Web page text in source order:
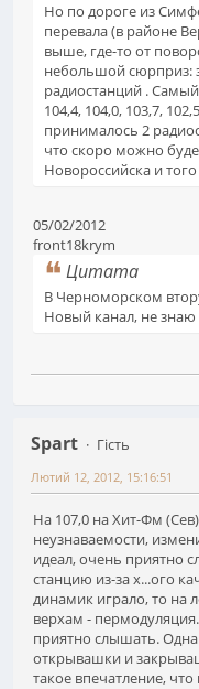
Но по дороге из
перевала (в районе
выше, где-то от
небольшой сюрприз:
радиостанций .
104,4, 104,0, 103,7,
принималось 2
что скоро можно
Новороссийска и
05/02/2012
front18krym
Цитата
В Черноморском
Новый канал, не
Spart
Гість
Лютий 12, 2012, 15:16:51
На 107,0 на Хит-Фм
неузнаваемости,
идеал, очень приятно
станцию из-за х...ого
динамик играло, то на
верхам -
приятно слышать.
открывашки и
такое впечатление,